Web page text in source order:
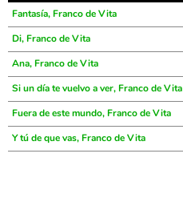
Fantasía, Franco de Vita
Di, Franco de Vita
Ana, Franco de Vita
Si un día te vuelvo a ver, Franco de Vita
Fuera de este mundo, Franco de Vita
Y tú de que vas, Franco de Vita